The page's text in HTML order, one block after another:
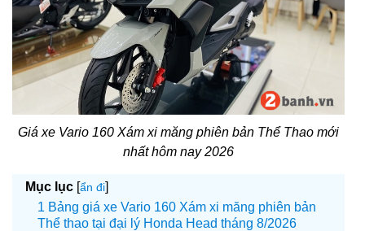
Giá xe Vario 160 Xám xi măng phiên bản Thể Thao mới
nhất hôm nay 2026
Mục lục [ẩn đi]
Bảng giá xe Vario 160 Xám xi măng phiên bản
Thể thao tại đại lý Honda Head tháng 8/2026